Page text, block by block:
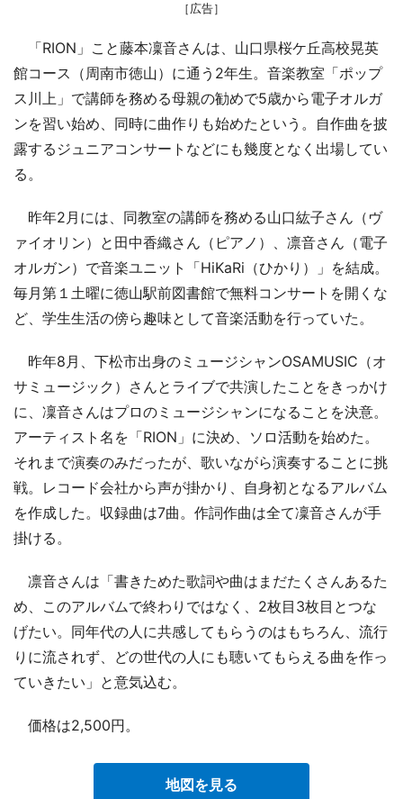
［広告］
「RION」こと藤本凜音さんは、山口県桜ケ丘高校晃英
館コース（周南市徳山）に通う2年生。音楽教室「ポップ
ス川上」で講師を務める母親の勧めで5歳から電子オルガ
ンを習い始め、同時に曲作りも始めたという。自作曲を披
露するジュニアコンサートなどにも幾度となく出場してい
る。
昨年2月には、同教室の講師を務める山口紘子さん（ヴ
ァイオリン）と田中香織さん（ピアノ）、凛音さん（電子
オルガン）で音楽ユニット「HiKaRi（ひかり）」を結成。
毎月第１土曜に徳山駅前図書館で無料コンサートを開くな
ど、学生生活の傍ら趣味として音楽活動を行っていた。
昨年8月、下松市出身のミュージシャンOSAMUSIC（オ
サミュージック）さんとライブで共演したことをきっかけ
に、凜音さんはプロのミュージシャンになることを決意。
アーティスト名を「RION」に決め、ソロ活動を始めた。
それまで演奏のみだったが、歌いながら演奏することに挑
戦。レコード会社から声が掛かり、自身初となるアルバム
を作成した。収録曲は7曲。作詞作曲は全て凜音さんが手
掛ける。
凛音さんは「書きためた歌詞や曲はまだたくさんあるた
め、このアルバムで終わりではなく、2枚目3枚目とつな
げたい。同年代の人に共感してもらうのはもちろん、流行
りに流されず、どの世代の人にも聴いてもらえる曲を作っ
ていきたい」と意気込む。
価格は2,500円。
地図を見る